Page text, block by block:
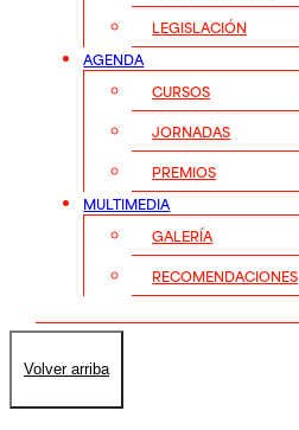
LEGISLACIÓN
AGENDA
CURSOS
JORNADAS
PREMIOS
MULTIMEDIA
GALERÍA
RECOMENDACIONES
Volver arriba